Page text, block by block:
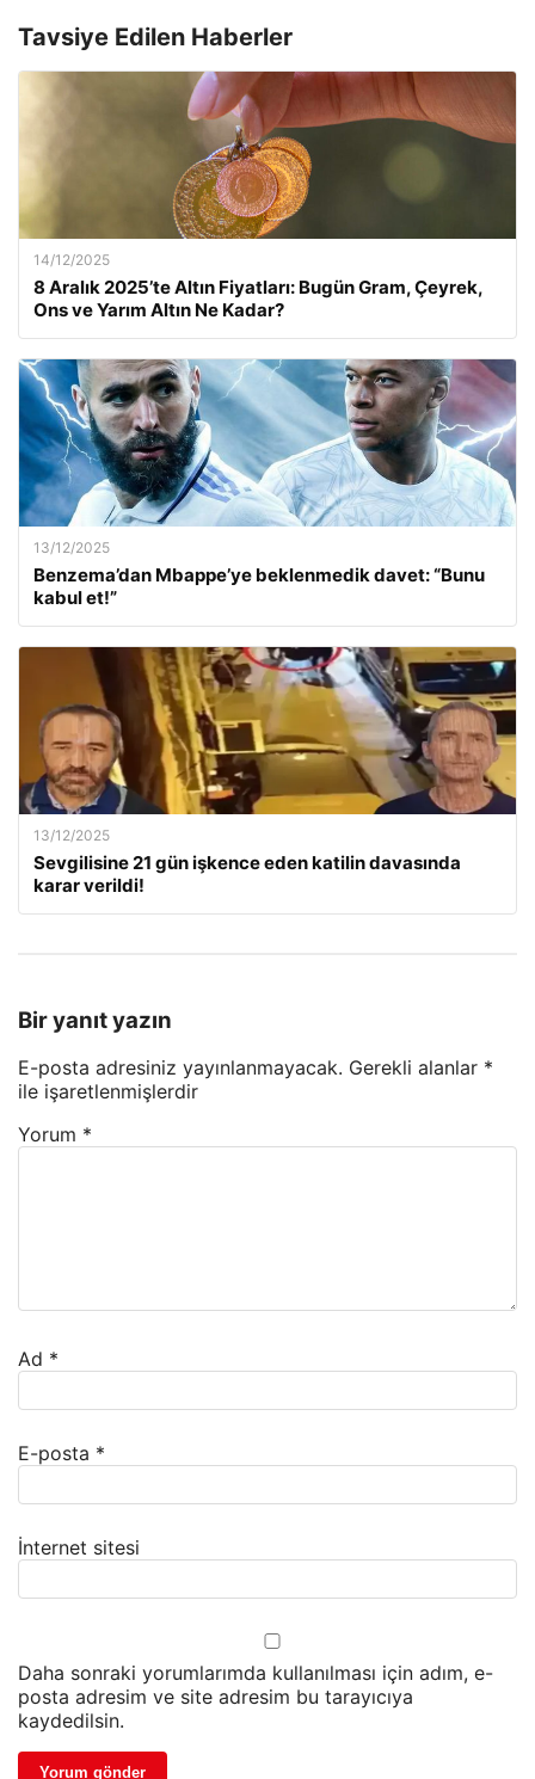
Tavsiye Edilen Haberler
14/12/2025
8 Aralık 2025’te Altın Fiyatları: Bugün Gram, Çeyrek,
Ons ve Yarım Altın Ne Kadar?
13/12/2025
Benzema’dan Mbappe’ye beklenmedik davet: “Bunu
kabul et!”
13/12/2025
Sevgilisine 21 gün işkence eden katilin davasında
karar verildi!
Bir yanıt yazın
E-posta adresiniz yayınlanmayacak. Gerekli alanlar *
ile işaretlenmişlerdir
Yorum *
Ad *
E-posta *
İnternet sitesi
Daha sonraki yorumlarımda kullanılması için adım, e-
posta adresim ve site adresim bu tarayıcıya
kaydedilsin.